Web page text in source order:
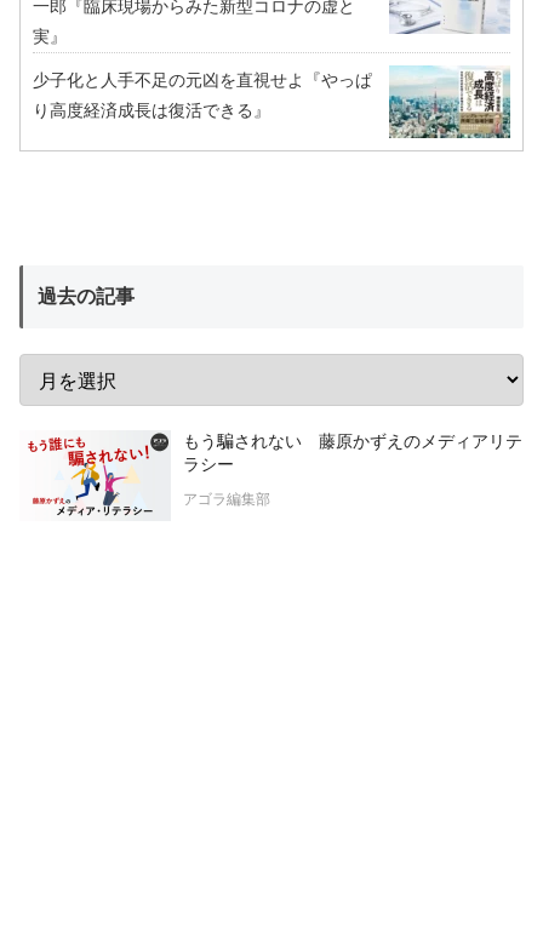
一郎『臨床現場からみた新型コロナの虚と
実』
少子化と人手不足の元凶を直視せよ『やっぱ
り高度経済成長は復活できる』
過去の記事
もう騙されない 藤原かずえのメディアリテ
ラシー
アゴラ編集部